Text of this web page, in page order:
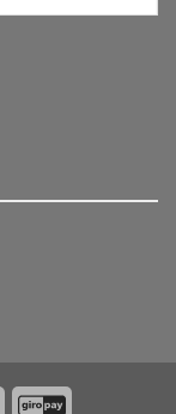
Sepa GiroPay